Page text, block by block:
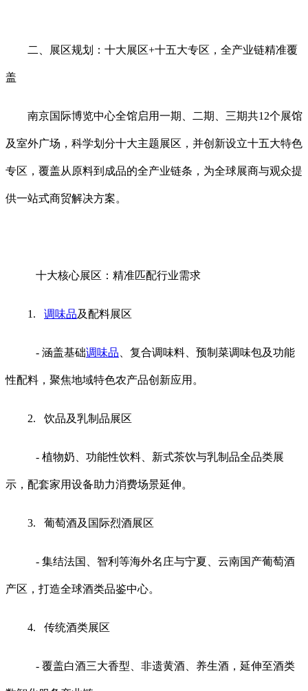
二、展区规划：十大展区+十五大专区，全产业链精准覆
盖
南京国际博览中心全馆启用一期、二期、三期共12个展馆
及室外广场，科学划分十大主题展区，并创新设立十五大特色
专区，覆盖从原料到成品的全产业链条，为全球展商与观众提
供一站式商贸解决方案。
十大核心展区：精准匹配行业需求
1. 调味品及配料展区
- 涵盖基础调味品 、复合调味料、预制菜调味包及功能
性配料，聚焦地域特色农产品创新应用。
2. 饮品及乳制品展区
- 植物奶、功能性饮料、新式茶饮与乳制品全品类展
示，配套家用设备助力消费场景延伸。
3. 葡萄酒及国际烈酒展区
- 集结法国、智利等海外名庄与宁夏、云南国产葡萄酒
产区，打造全球酒类品鉴中心。
4. 传统酒类展区
- 覆盖白酒三大香型、非遗黄酒、养生酒，延伸至酒类